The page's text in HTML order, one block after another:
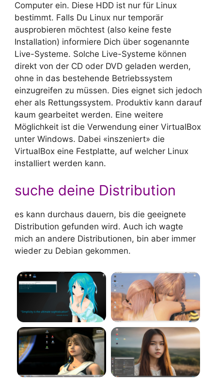
Computer ein. Diese HDD ist nur für Linux
bestimmt. Falls Du Linux nur temporär
ausprobieren möchtest (also keine feste
Installation) informiere Dich über sogenannte
Live-Systeme. Solche Live-Systeme können
direkt von der CD oder DVD geladen werden,
ohne in das bestehende Betriebssystem
einzugreifen zu müssen. Dies eignet sich jedoch
eher als Rettungssystem. Produktiv kann darauf
kaum gearbeitet werden. Eine weitere
Möglichkeit ist die Verwendung einer VirtualBox
unter Windows. Dabei «inszeniert» die
VirtualBox eine Festplatte, auf welcher Linux
installiert werden kann.
suche deine Distribution
es kann durchaus dauern, bis die geeignete
Distribution gefunden wird. Auch ich wagte
mich an andere Distributionen, bin aber immer
wieder zu Debian gekommen.